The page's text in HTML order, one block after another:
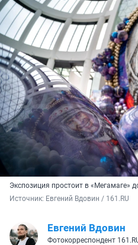
Экспозиция простоит в «Мегамаге»
Источник: Евгений Вдовин / 161.RU
Евгений Вдовин
Фотокорреспондент